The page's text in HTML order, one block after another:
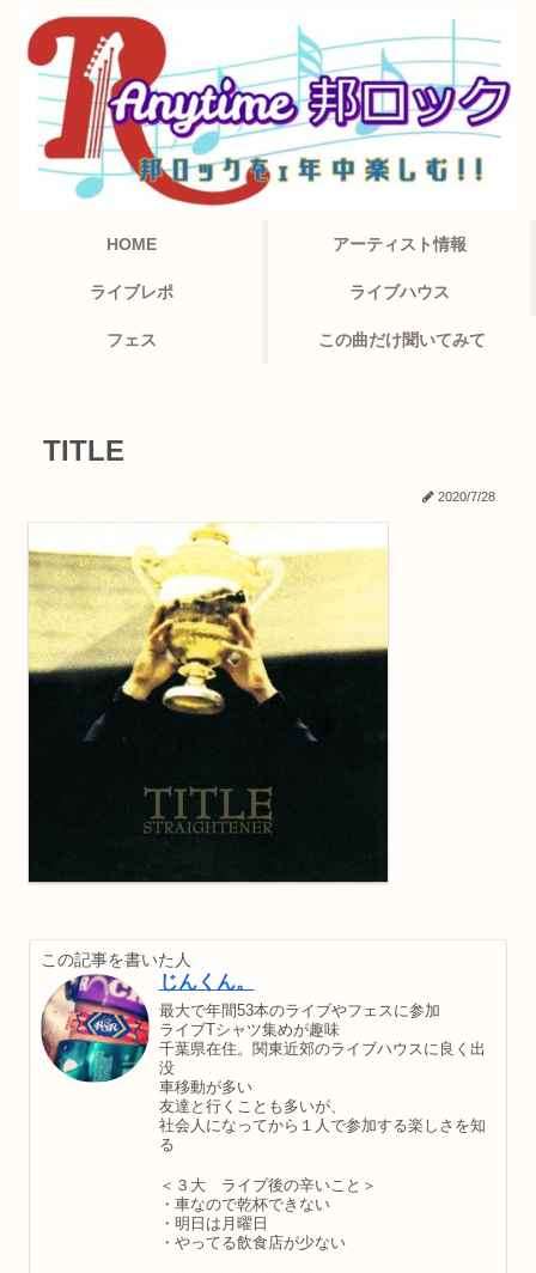
HOME アーティスト情報
ライブレポ ライブハウス
フェス この曲だけ聞いてみて
TITLE
2020/7/28
この記事を書いた人
じんくん。
最大で年間53本のライブやフェスに参加
ライブTシャツ集めが趣味
千葉県在住。関東近郊のライブハウスに良く出
没
車移動が多い
友達と行くことも多いが、
社会人になってから１人で参加する楽しさを知
る
＜３大 ライブ後の辛いこと＞
・車なので乾杯できない
・明日は月曜日
・やってる飲食店が少ない